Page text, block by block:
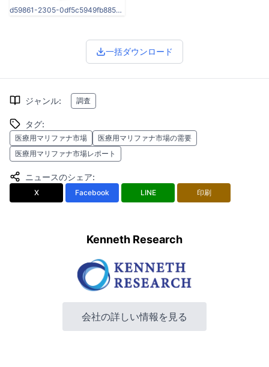
d59861-2305-0df5c5949fb88568468d-0.png
一括ダウンロード
ジャンル: 調査
タグ:
医療用マリファナ市場
医療用マリファナ市場の需要
医療用マリファナ市場レポート
ニュースのシェア:
X Facebook LINE 印刷
Kenneth Research
会社の詳しい情報を見る